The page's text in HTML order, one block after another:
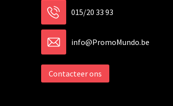
015/20 33 93
info@PromoMundo.be
Contacteer ons